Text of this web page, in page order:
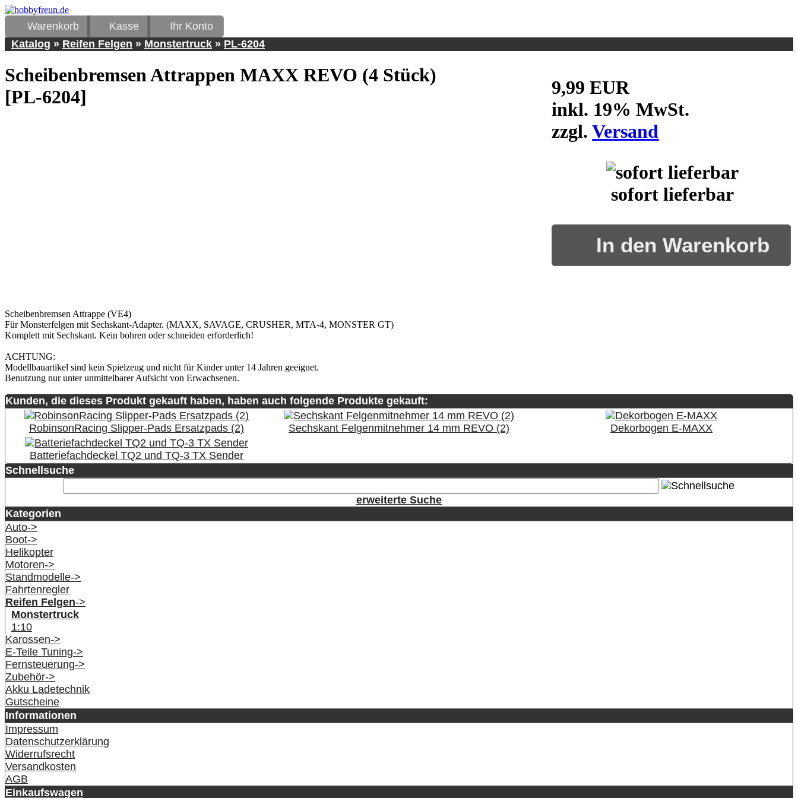
Warenkorb Kasse
Ihr Konto
Katalog » Reifen Felgen » Monstertruck » PL-6204
9,99 EUR
inkl. 19% MwSt.
zzgl.Versand
sofort lieferbar
In den Warenkorb
Scheibenbremsen Attrappen MAXX REVO (4 Stück)
[PL-6204]
Scheibenbremsen Attrappe (VE4)
Für Monsterfelgen mit Sechskant-Adapter. (MAXX, SAVAGE, CRUSHER, MTA-4, MONSTER GT)
Komplett mit Sechskant. Kein bohren oder schneiden erforderlich!
ACHTUNG:
Modellbauartikel sind kein Spielzeug und nicht für Kinder unter 14 Jahren geeignet.
Benutzung nur unter unmittelbarer Aufsicht von Erwachsenen.
Kunden, die dieses Produkt gekauft haben, haben auch folgende Produkte gekauft:
RobinsonRacing Slipper-Pads Ersatzpads (2) Sechskant Felgenmitnehmer 14 mm REVO (2) Dekorbogen E-MAXX
Batteriefachdeckel TQ2 und TQ-3 TX Sender
Schnellsuche
erweiterte Suche
Kategorien
Auto->
Boot->
Helikopter
Motoren->
Standmodelle->
Fahrtenregler
Reifen Felgen->
Monstertruck
1:10
Karossen->
E-Teile Tuning->
Fernsteuerung->
Zubehör->
Akku Ladetechnik
Gutscheine
Informationen
Impressum
Datenschutzerklärung
Widerrufsrecht
Versandkosten
AGB
Einkaufswagen